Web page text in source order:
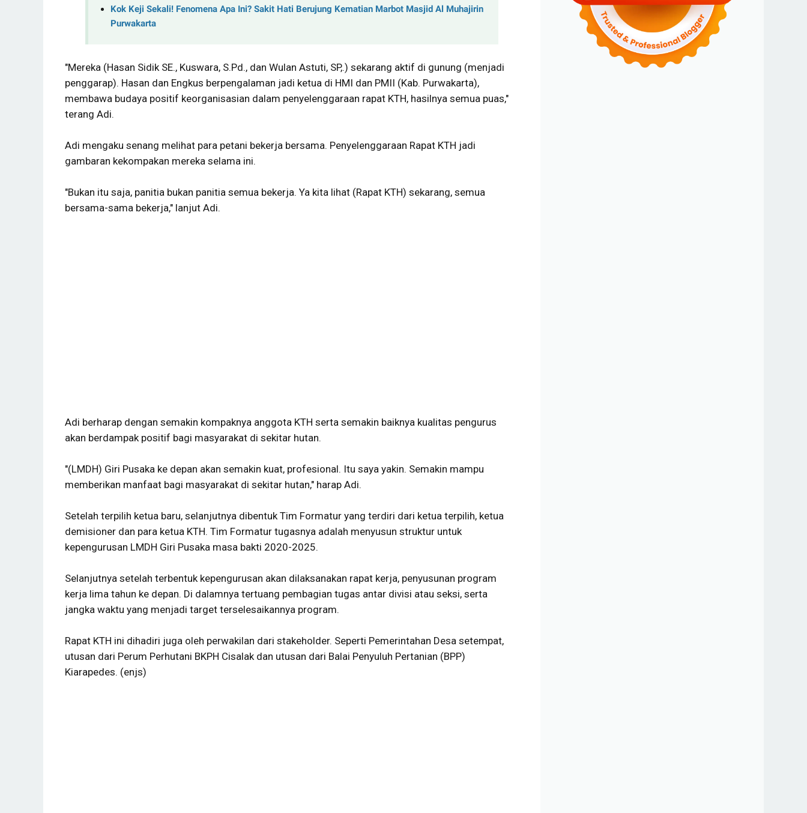
Kok Keji Sekali! Fenomena Apa Ini? Sakit Hati Berujung Kematian Marbot Masjid Al Muhajirin
Purwakarta
"Mereka (Hasan Sidik SE., Kuswara, S.Pd., dan Wulan Astuti, SP,.) sekarang aktif di gunung (menjadi
penggarap). Hasan dan Engkus berpengalaman jadi ketua di HMI dan PMII (Kab. Purwakarta),
membawa budaya positif keorganisasian dalam penyelenggaraan rapat KTH, hasilnya semua puas,"
terang Adi.
Adi mengaku senang melihat para petani bekerja bersama. Penyelenggaraan Rapat KTH jadi
gambaran kekompakan mereka selama ini.
"Bukan itu saja, panitia bukan panitia semua bekerja. Ya kita lihat (Rapat KTH) sekarang, semua
bersama-sama bekerja," lanjut Adi.
Adi berharap dengan semakin kompaknya anggota KTH serta semakin baiknya kualitas pengurus
akan berdampak positif bagi masyarakat di sekitar hutan.
"(LMDH) Giri Pusaka ke depan akan semakin kuat, profesional. Itu saya yakin. Semakin mampu
memberikan manfaat bagi masyarakat di sekitar hutan," harap Adi.
Setelah terpilih ketua baru, selanjutnya dibentuk Tim Formatur yang terdiri dari ketua terpilih, ketua
demisioner dan para ketua KTH. Tim Formatur tugasnya adalah menyusun struktur untuk
kepengurusan LMDH Giri Pusaka masa bakti 2020-2025.
Selanjutnya setelah terbentuk kepengurusan akan dilaksanakan rapat kerja, penyusunan program
kerja lima tahun ke depan. Di dalamnya tertuang pembagian tugas antar divisi atau seksi, serta
jangka waktu yang menjadi target terselesaikannya program.
Rapat KTH ini dihadiri juga oleh perwakilan dari stakeholder. Seperti Pemerintahan Desa setempat,
utusan dari Perum Perhutani BKPH Cisalak dan utusan dari Balai Penyuluh Pertanian (BPP)
Kiarapedes. (enjs)